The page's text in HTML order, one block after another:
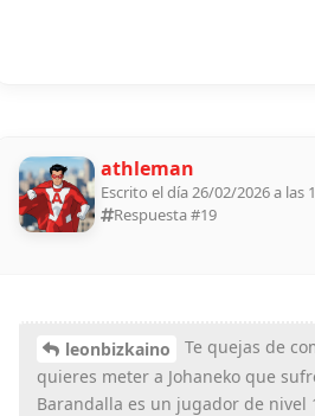
athleman
Escrito el día 26/02/2026 a las
Respuesta #19
leonbizkaino
Te quejas de
quieres meter a Johaneko que
Barandalla es un jugador de nivel